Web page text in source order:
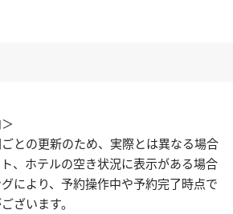
との更新のため、実際とは異なる場合
、ホテルの空き状況に表示がある場合
により、予約操作中や予約完了時点で
ざいます。